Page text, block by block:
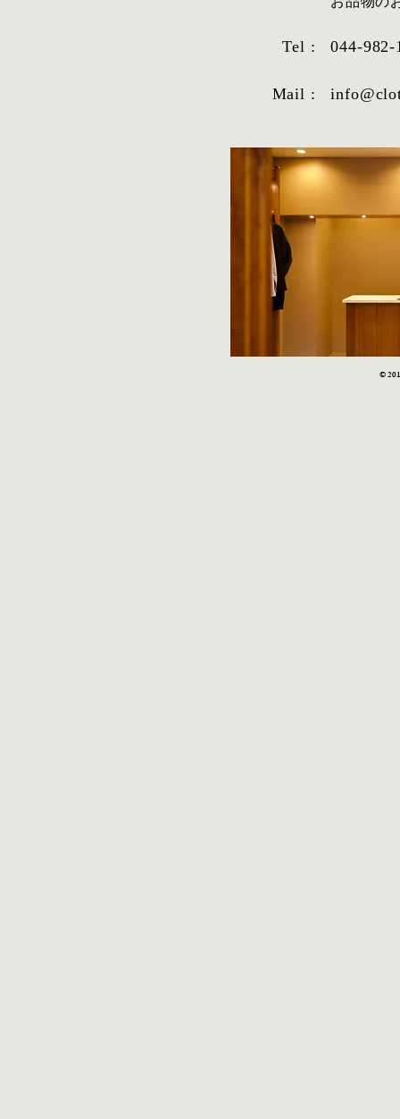
Tel : 044-982-
Mail :
©